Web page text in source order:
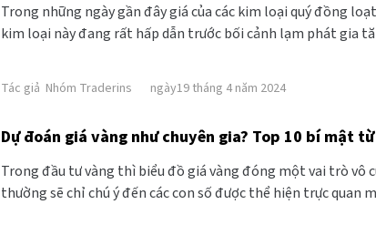
Trong những ngày gần đây giá của các kim loại quý đồng
kim loại này đang rất hấp dẫn trước bối cảnh lạm phát gia
Tác giả Nhóm Traderins ngày19 tháng 4 năm 2024
Trong đầu tư vàng thì biểu đồ giá vàng đóng một vai trò
thường sẽ chỉ chú ý đến các con số được thể hiện trực quan mà không biết rằng vẫn còn rất nhiều dấu hiệu